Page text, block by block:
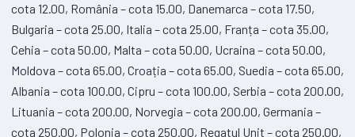
cota 12.00, România – cota 15.00, Danemarca – cota 17.50,
Bulgaria – cota 25.00, Italia – cota 25.00, Franța – cota 35.00,
Cehia – cota 50.00, Malta – cota 50.00, Ucraina – cota 50.00,
Moldova – cota 65.00, Croația – cota 65.00, Suedia – cota 65.00,
Albania – cota 100.00, Cipru – cota 100.00, Serbia – cota 200.00,
Lituania – cota 200.00, Norvegia – cota 200.00, Germania –
cota 250.00, Polonia – cota 250.00, Regatul Unit – cota 250.00,